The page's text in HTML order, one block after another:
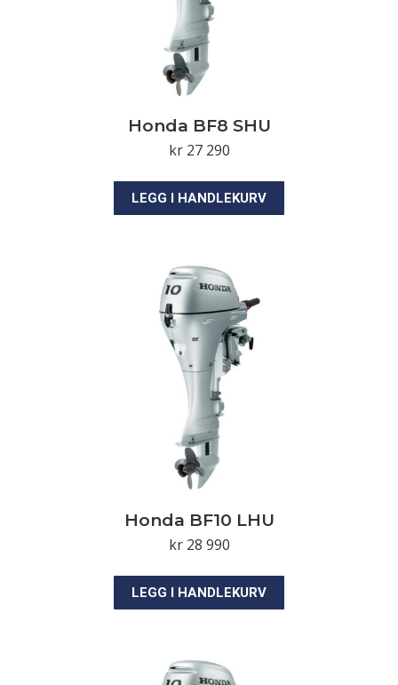
Honda BF8 SHU
kr27 290
LEGG I HANDLEKURV
Honda BF10 LHU
kr28 990
LEGG I HANDLEKURV